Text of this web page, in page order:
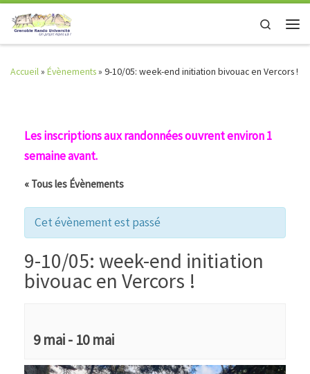
Skip to content
Search
Accueil» Évènements» 9-10/05: week-end initiation bivouac en Vercors !
Les inscriptions aux randonnées ouvrent environ 1
semaine avant.
« Tous les Évènements
Cet évènement est passé
9-10/05: week-end initiation
bivouac en Vercors !
9 mai- 10 mai